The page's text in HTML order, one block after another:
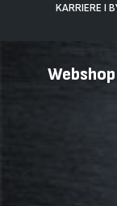
KARRIERE I